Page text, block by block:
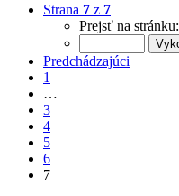
Strana 7 z 7
Prejsť na stránku:
Predchádzajúci
1
…
3
4
5
6
7